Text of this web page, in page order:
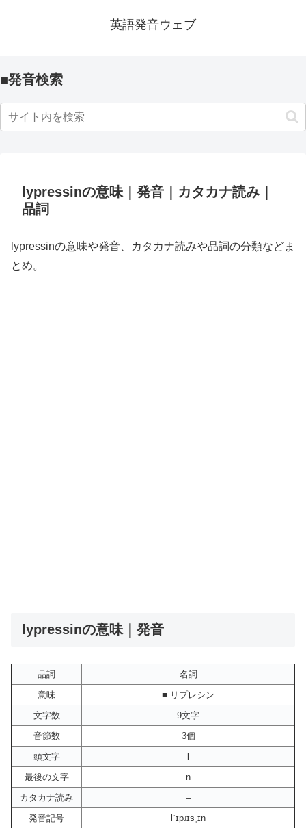
英語発音ウェブ
■発音検索
lypressinの意味｜発音｜カタカナ読み｜
品詞
lypressinの意味や発音、カタカナ読みや品詞の分類などま
とめ。
lypressinの意味｜発音
品詞
名詞
意味
■ リプレシン
文字数
9文字
音節数
3個
頭文字
最後の文字
n
カタカナ読み
–
発音記号
lˈɪpɹɪsˌɪn